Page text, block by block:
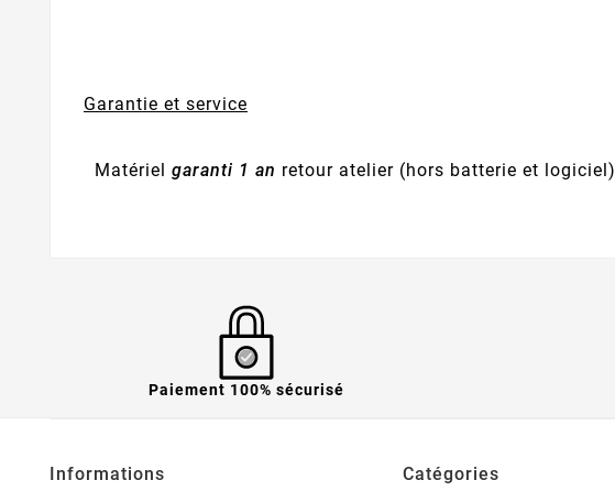
Garantie et service
Matériel garanti 1 an retour atelier (hors batterie et logiciel)
Paiement 100% sécurisé
Informations Catégories